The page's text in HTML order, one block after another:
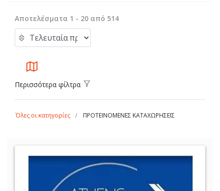
Αποτελέσματα 1 - 20 από 514
Περισσότερα φίλτρα
Όλες οι κατηγορίες ΠΡΟΤΕΙΝΟΜΕΝΕΣ ΚΑΤΑΧΩΡΗΣΕΙΣ